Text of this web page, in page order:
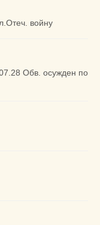
войну
Обв. осужден по